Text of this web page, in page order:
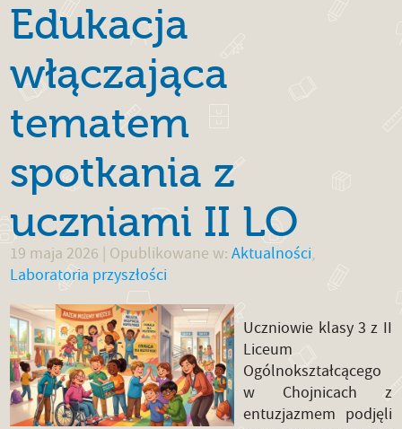
Edukacja
włączająca
tematem
spotkania z
uczniami II LO
19 maja 2026 | Opublikowane w:Aktualności,
Laboratoria przyszłości
Uczniowie klasy 3 z II
Liceum
Ogólnokształcącego
w Chojnicach z
entuzjazmem podjęli